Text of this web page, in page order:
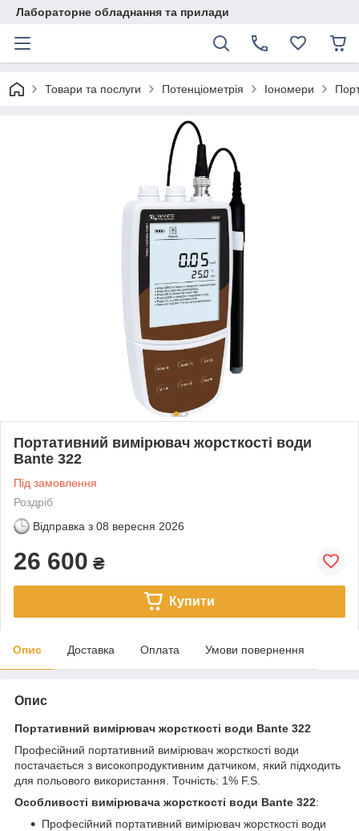
Лабораторне обладнання та прилади
Товари та послуги Потенціометрія Іономери
Портативний вимірювач жорсткості води
Bante 322
Під замовлення
Роздріб
Відправка з 08 вересня 2026
26 600 ₴
Купити
Опис Доставка Оплата Умови повернення
Опис
Портативний вимірювач жорсткості води Bante 322
Професійний портативний вимірювач жорсткості води
постачається з високопродуктивним датчиком, який підходить
для польового використання. Точність: 1% F.S.
Особливості вимірювача жорсткості води Bante 322:
Професійний портативний вимірювач жорсткості води